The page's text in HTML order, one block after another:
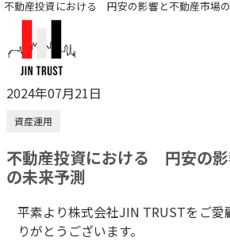
不動産投資における 円安の影響と不動産市場
2024年07月21日
資産運用
不動産投資における 円安の
の未来予測
平素より株式会社JIN TRUSTをご愛
りがとうございます。